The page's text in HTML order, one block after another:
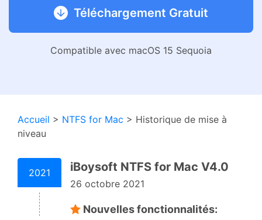
Téléchargement Gratuit
Compatible avec macOS 15 Sequoia
Accueil > NTFS for Mac > Historique de mise à
niveau
2021 iBoysoft NTFS for Mac V4.0
26 octobre 2021
Nouvelles fonctionnalités: